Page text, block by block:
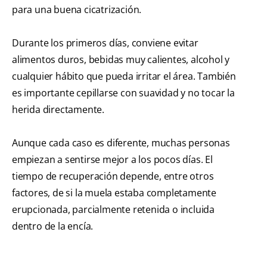
para una buena cicatrización.
Durante los primeros días, conviene evitar
alimentos duros, bebidas muy calientes, alcohol y
cualquier hábito que pueda irritar el área. También
es importante cepillarse con suavidad y no tocar la
herida directamente.
Aunque cada caso es diferente, muchas personas
empiezan a sentirse mejor a los pocos días. El
tiempo de recuperación depende, entre otros
factores, de si la muela estaba completamente
erupcionada, parcialmente retenida o incluida
dentro de la encía.